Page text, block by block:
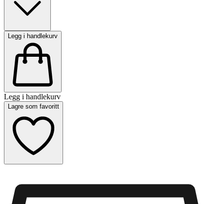
Legg i handlekurv
Legg i handlekurv
Lagre som favoritt